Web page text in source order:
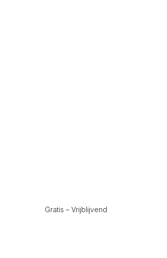
Gratis – Vrijblijvend